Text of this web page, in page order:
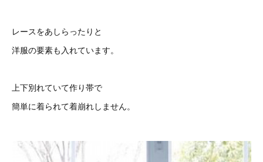
レースをあしらったりと
洋服の要素も入れています。
上下別れていて作り帯で
簡単に着られて着崩れしません。